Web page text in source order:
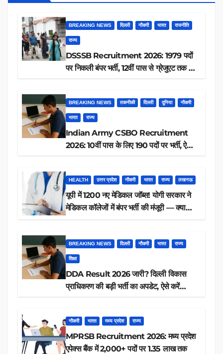
BREAKING NEWS दिल्ली नौकरी भारत राजनीति
राज्य
DSSSB Recruitment 2026: 1979 पदों
पर निकली बंपर भर्ती, 12वीं पास से ग्रेजुएट तक करें
BREAKING NEWS तकनीकी दिल्ली दुनिया नौकरी
भारत राज्य
Indian Army CSBO Recruitment
2026: 10वीं पास के लिए 190 पदों पर भर्ती, ऐसे
HEALTH उत्तर प्रदेश नौकरी भारत राज्य लखनऊ
यूपी में 1200 नए मेडिकल जॉब्स! योगी सरकार ने
मेडिकल कॉलेजों में बंपर भर्ती की मंजूरी — क्या
BREAKING NEWS दिल्ली नौकरी भारत राज्य
शिक्षा
DDA Result 2026 जारी? दिल्ली विकास
प्राधिकरण की बड़ी भर्ती का अपडेट, ऐसे करें
नौकरी भारत मध्य प्रदेश राज्य
MPRSB Recruitment 2026: मध्य प्रदेश
एपेक्स बैंक में 2,000+ पदों पर 1.35 लाख तक